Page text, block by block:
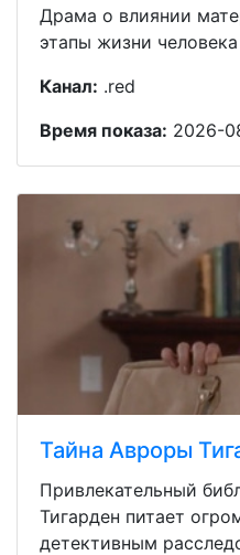
Драма о влиянии
этапы жизни человека
Канал: .red
Время показа: 2026-
Тайна Авроры
Привлекательный
Тигарден питает
детективным